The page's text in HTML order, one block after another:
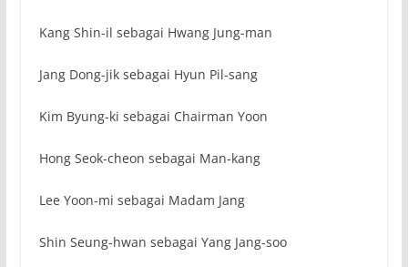
Kang Shin-il sebagai Hwang Jung-man
Jang Dong-jik sebagai Hyun Pil-sang
Kim Byung-ki sebagai Chairman Yoon
Hong Seok-cheon sebagai Man-kang
Lee Yoon-mi sebagai Madam Jang
Shin Seung-hwan sebagai Yang Jang-soo